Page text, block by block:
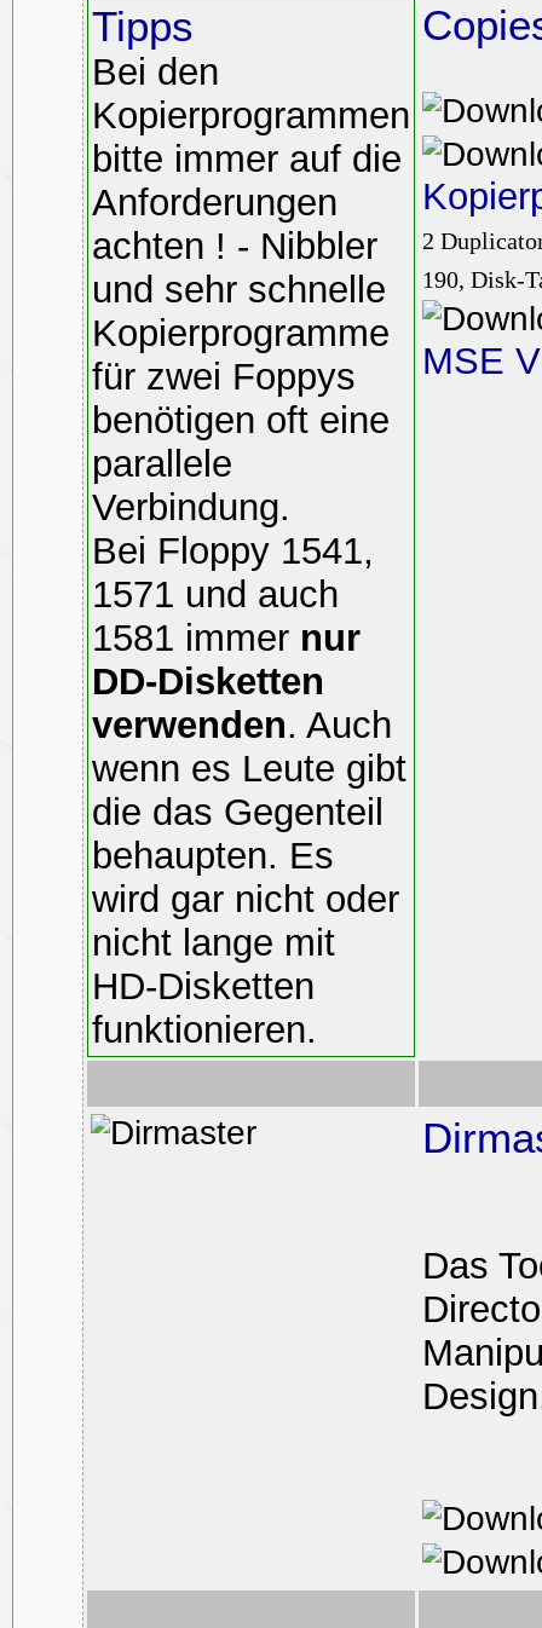
Tipps
Bei den
Kopierprogrammen
bitte immer auf die
Anforderungen
achten ! - Nibbler
und sehr schnelle
Kopierprogramme
für zwei Foppys
benötigen oft eine
parallele
Verbindung.
Bei Floppy 1541,
1571 und auch
1581 immer nur
DD-Disketten
verwenden. Auch
wenn es Leute gibt
die das Gegenteil
behaupten. Es
wird gar nicht oder
nicht lange mit
HD-Disketten
funktionieren.
2
190, Disk-
MSE
Das